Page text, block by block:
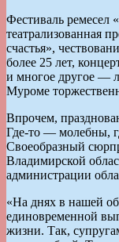
Фестиваль ремесел
театрализованная
счастья»,
более 25 лет,
и многое другое —
Муроме
Впрочем,
Где-то — молебны,
Своеобразный
Владимирской
администрации
«На днях в нашей
единовременной
жизни. Так,